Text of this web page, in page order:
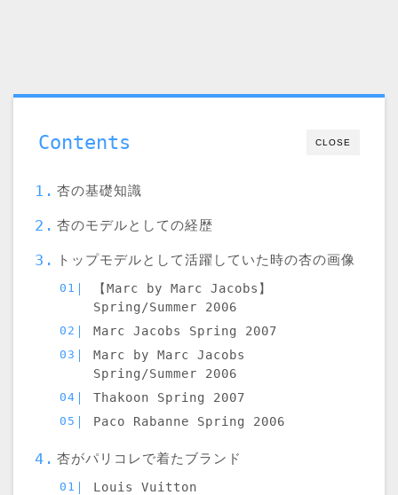
CLOSE
Contents
杏の基礎知識
杏のモデルとしての経歴
トップモデルとして活躍していた時の杏の画像
【Marc by Marc Jacobs】
Spring/Summer 2006
Marc Jacobs Spring 2007
Marc by Marc Jacobs
Spring/Summer 2006
Thakoon Spring 2007
Paco Rabanne Spring 2006
杏がパリコレで着たブランド
Louis Vuitton